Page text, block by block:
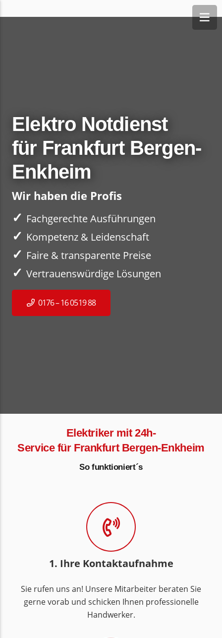
Elektro Notdienst
für Frankfurt Bergen-
Enkheim
Wir haben die Profis
✓ Fachgerechte Ausführungen
✓ Kompetenz & Leidenschaft
✓ Faire & transparente Preise
✓ Vertrauenswürdige Lösungen
0176 – 16 0519 88
Elektriker mit 24h-
Service für Frankfurt Bergen-Enkheim
So funktioniert´s
1. Ihre Kontaktaufnahme
Sie rufen uns an! Unsere Mitarbeiter beraten Sie
gerne vorab und schicken Ihnen professionelle
Handwerker.